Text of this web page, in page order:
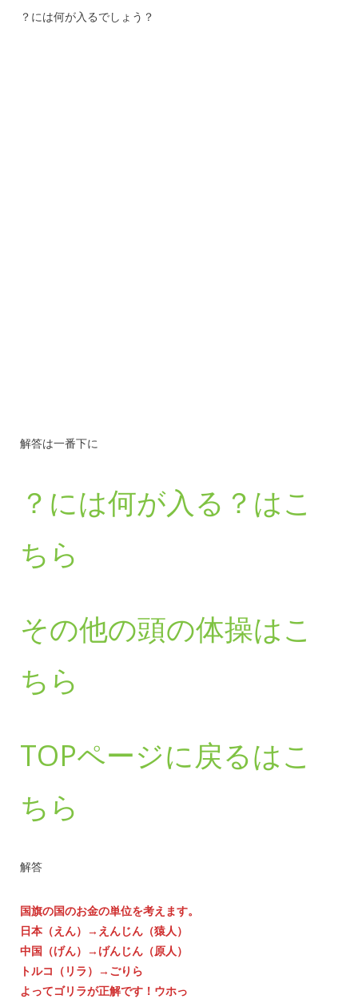
？には何が入るでしょう？
解答は一番下に
？には何が入る？はこ
ちら
その他の頭の体操はこ
ちら
TOPページに戻るはこ
ちら
解答
国旗の国のお金の単位を考えます。
日本（えん）→えんじん（猿人）
中国（げん）→げんじん（原人）
トルコ（リラ）→ごりら
よってゴリラが正解です！ウホっ